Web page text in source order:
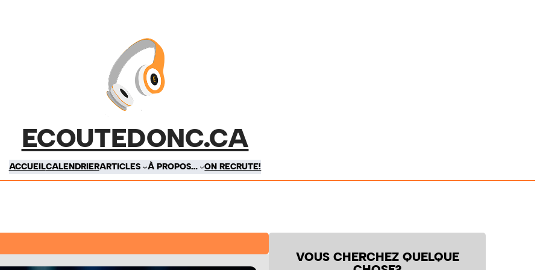
ECOUTEDONC.CA
ACCUEILCALENDRIERARTICLES À PROPOS… ON RECRUTE!
VOUS CHERCHEZ QUELQUE